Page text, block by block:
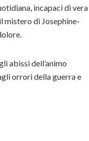
incapaci di vera
mistero di Josephine-
abissi dell’animo
orrori della guerra e